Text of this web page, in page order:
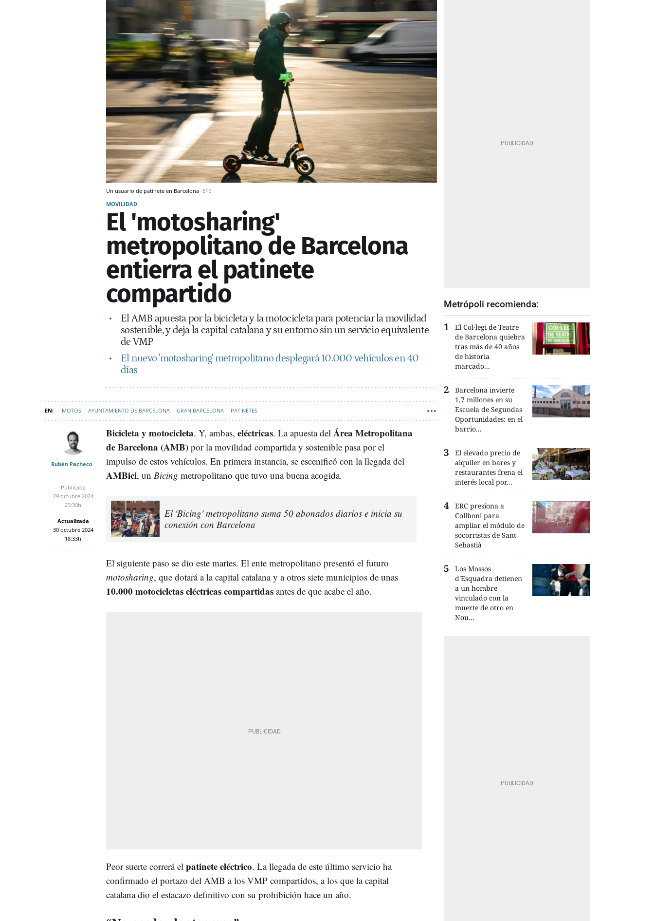
Un usuario de patinete en Barcelona EFE
MOVILIDAD
El 'motosharing'
metropolitano de Barcelona
entierra el patinete
compartido
El AMB apuesta por la bicicleta y la motocicleta para potenciar la movilidad
sostenible, y deja la capital catalana y su entorno sin un servicio equivalente
de VMP
El nuevo 'motosharing' metropolitano desplegará 10.000 vehículos en 40
días
MOTOS AYUNTAMIENTO DE BARCELONA GRAN BARCELONA PATINETES
Rubén Pacheco
Publicada
29 octubre 2024
23:30h
Actualizada
30 octubre 2024
18:33h
Bicicleta y motocicleta. Y, ambas, eléctricas. La apuesta del Área Metropolitana
de Barcelona (AMB) por la movilidad compartida y sostenible pasa por el
impulso de estos vehículos. En primera instancia, se escenificó con la llegada del
AMBici, un Bicing metropolitano que tuvo una buena acogida.
El 'Bicing' metropolitano suma 50 abonados diarios e inicia su
conexión con Barcelona
El siguiente paso se dio este martes. El ente metropolitano presentó el futuro
motosharing, que dotará a la capital catalana y a otros siete municipios de unas
10.000 motocicletas eléctricas compartidas antes de que acabe el año.
Peor suerte correrá el patinete eléctrico. La llegada de este último servicio ha
confirmado el portazo del AMB a los VMP compartidos, a los que la capital
catalana dio el estacazo definitivo con su prohibición hace un año.
Metrópoli recomienda:
El Col·legi de Teatre
de Barcelona quiebra
tras más de 40 años
de historia
marcado...
Barcelona invierte
1,7 millones en su
Escuela de Segundas
Oportunidades: en el
barrio...
El elevado precio de
alquiler en bares y
restaurantes frena el
interés local por...
ERC presiona a
Collboni para
ampliar el módulo de
socorristas de Sant
Sebastià
Los Mossos
d'Esquadra detienen
a un hombre
vinculado con la
muerte de otro en
Nou...